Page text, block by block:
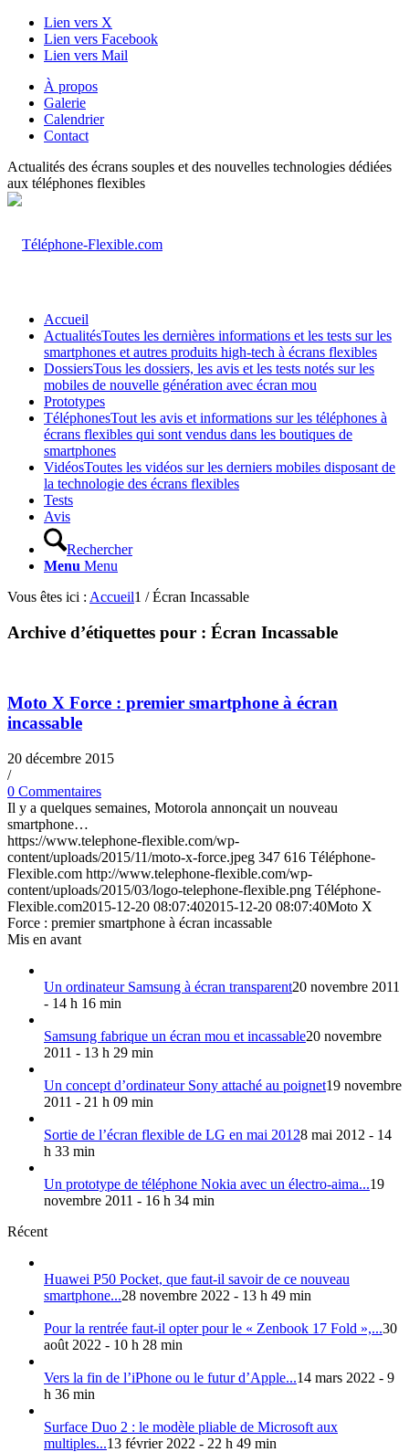
Lien vers X
Lien vers Facebook
Lien vers Mail
À propos
Galerie
Calendrier
Contact
Actualités des écrans souples et des nouvelles technologies dédiées
aux téléphones flexibles
Accueil
ActualitésToutes les dernières informations et les tests sur les
smartphones et autres produits high-tech à écrans flexibles
DossiersTous les dossiers, les avis et les tests notés sur les
mobiles de nouvelle génération avec écran mou
Prototypes
TéléphonesTout les avis et informations sur les téléphones à
écrans flexibles qui sont vendus dans les boutiques de
smartphones
VidéosToutes les vidéos sur les derniers mobiles disposant de
la technologie des écrans flexibles
Tests
Avis
Rechercher
Menu Menu
Vous êtes ici : Accueil1 / Écran Incassable
Archive d’étiquettes pour : Écran Incassable
Moto X Force : premier smartphone à écran
incassable
20 décembre 2015
/
0 Commentaires
Il y a quelques semaines, Motorola annonçait un nouveau
smartphone…
https://www.telephone-flexible.com/wp-
content/uploads/2015/11/moto-x-force.jpeg 347 616 Téléphone-
Flexible.com http://www.telephone-flexible.com/wp-
content/uploads/2015/03/logo-telephone-flexible.png Téléphone-
Flexible.com2015-12-20 08:07:402015-12-20 08:07:40Moto X
Force : premier smartphone à écran incassable
Mis en avant
Un ordinateur Samsung à écran transparent20 novembre 2011
- 14 h 16 min
Samsung fabrique un écran mou et incassable20 novembre
2011 - 13 h 29 min
Un concept d’ordinateur Sony attaché au poignet19 novembre
2011 - 21 h 09 min
Sortie de l’écran flexible de LG en mai 20128 mai 2012 - 14
h 33 min
Un prototype de téléphone Nokia avec un électro-aima...19
novembre 2011 - 16 h 34 min
Récent
Huawei P50 Pocket, que faut-il savoir de ce nouveau
smartphone...28 novembre 2022 - 13 h 49 min
Pour la rentrée faut-il opter pour le « Zenbook 17 Fold »,...30
août 2022 - 10 h 28 min
Vers la fin de l’iPhone ou le futur d’Apple...14 mars 2022 - 9
h 36 min
Surface Duo 2 : le modèle pliable de Microsoft aux
multiples...13 février 2022 - 22 h 49 min